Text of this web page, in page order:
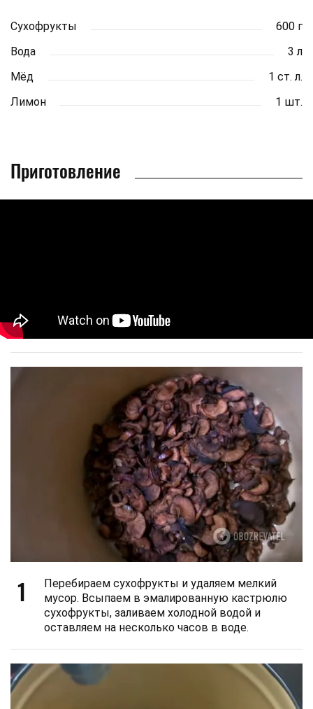
Сухофрукты
600 г
Вода
3 л
Мёд
1 ст. л.
Лимон
1 шт.
Приготовление
1
Перебираем сухофрукты и удаляем мелкий
мусор. Всыпаем в эмалированную кастрюлю
сухофрукты, заливаем холодной водой и
оставляем на несколько часов в воде.